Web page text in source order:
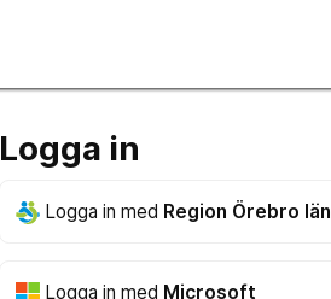
Logga in
Logga in med Region Örebro län
Logga in med Microsoft